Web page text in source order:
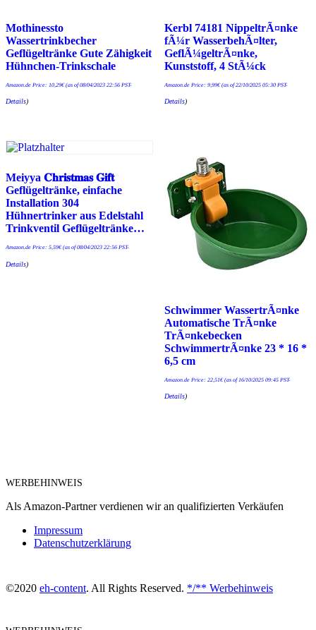
Mothinessto
Wassertrinkbecher
Geflügeltränke Gute Zähigkeit
Hühnchen-Trinkschale
Amazon.de Price: 10,29€(as of 08/04/2023 22:56 PST-
Details)
Kerbl 74181 NippeltrÃ¤nke
fÃ¼r WasserbehÃ¤lter,
GeflÃ¼geltrÃ¤nke,
Kunststoff, 4 StÃ¼ck
Amazon.de Price: 9,99€(as of 22/10/2025 05:30 PST-
Details)
Meiyya 𝐂𝐡𝐫𝐢𝐬𝐭𝐦𝐚𝐬 𝐆𝐢𝐟𝐭
Geflügeltränke, einfache
Installation 304
Hühnertrinker aus Edelstahl
Trinkventil Geflügeltränke…
Amazon.de Price: 5,59€(as of 08/04/2023 22:56 PST-
Details)
Schwimmer WassertrÃ¤nke
Automatische TrÃ¤nke
TrÃ¤nkebecken
SchwimmertrÃ¤nke 23 * 16 *
6,5 cm
Amazon.de Price: 22,51€(as of 16/10/2025 09:45 PST-
Details)
WERBEHINWEIS
Als Amazon-Partner verdienen wir an qualifizierten Verkäufen
Impressum
Datenschutzerklärung
©2020 eh-content. All Rights Reserved. */** Werbehinweis